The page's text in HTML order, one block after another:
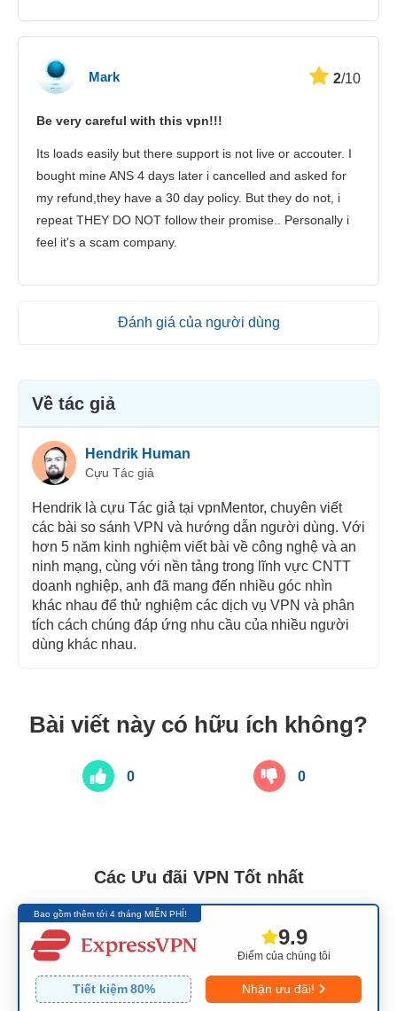
Mark 2/10
Be very careful with this vpn!!!
Its loads easily but there support is not live or accouter. I
bought mine ANS 4 days later i cancelled and asked for
my refund,they have a 30 day policy. But they do not, i
repeat THEY DO NOT follow their promise.. Personally i
feel it's a scam company.
Đánh giá của người dùng
Về tác giả
Hendrik Human
Cựu Tác giả
Hendrik là cựu Tác giả tại vpnMentor, chuyên viết
các bài so sánh VPN và hướng dẫn người dùng. Với
hơn 5 năm kinh nghiệm viết bài về công nghệ và an
ninh mạng, cùng với nền tảng trong lĩnh vực CNTT
doanh nghiệp, anh đã mang đến nhiều góc nhìn
khác nhau để thử nghiệm các dịch vụ VPN và phân
tích cách chúng đáp ứng nhu cầu của nhiều người
dùng khác nhau.
Bài viết này có hữu ích không?
0 0
Các Ưu đãi VPN Tốt nhất
Bao gồm thêm tới 4 tháng MIỄN PHÍ!
Điểm của chúng tôi
9.9
Tiết kiệm 80% Nhận ưu đãi!